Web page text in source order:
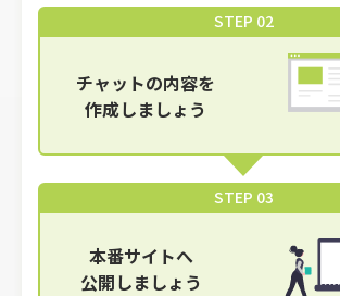
STEP 02
チャットの内容を
作成しましょう
STEP 03
本番サイトへ
公開しましょう